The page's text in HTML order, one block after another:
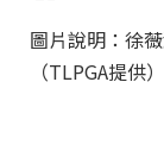
圖片說明：徐
（TLPGA提供）